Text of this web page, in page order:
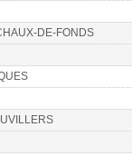
DE-FONDS